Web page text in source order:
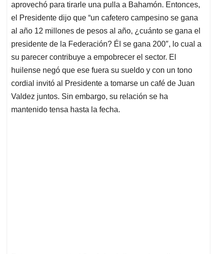
aprovechó para tirarle una pulla a Bahamón. Entonces,
el Presidente dijo que “un cafetero campesino se gana
al año 12 millones de pesos al año, ¿cuánto se gana el
presidente de la Federación? Él se gana 200″, lo cual a
su parecer contribuye a empobrecer el sector. El
huilense negó que ese fuera su sueldo y con un tono
cordial invitó al Presidente a tomarse un café de Juan
Valdez juntos. Sin embargo, su relación se ha
mantenido tensa hasta la fecha.